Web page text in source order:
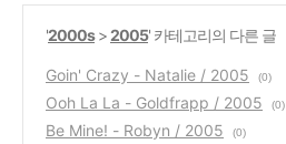
'2000s>2005' 카테고리의 다른 글
Goin' Crazy - Natalie / 2005 (0)
Ooh La La - Goldfrapp / 2005 (0)
Be Mine! - Robyn / 2005 (0)